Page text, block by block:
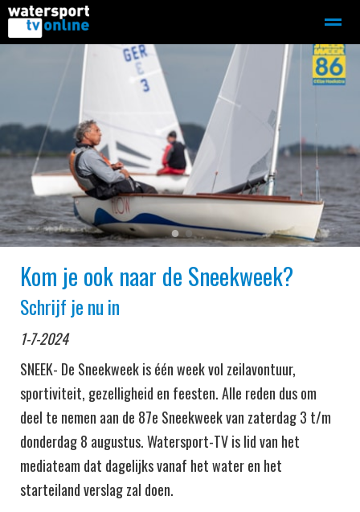
Motorboot-sloep Adverteren
Home Bellen Zoeken
●●
Kom je ook naar de Sneekweek?
Schrijf je nu in
1-7-2024
SNEEK- De Sneekweek is één week vol zeilavontuur,
sportiviteit, gezelligheid en feesten. Alle reden dus om
deel te nemen aan de 87e Sneekweek van zaterdag 3 t/m
donderdag 8 augustus. Watersport-TV is lid van het
mediateam dat dagelijks vanaf het water en het
starteiland verslag zal doen.